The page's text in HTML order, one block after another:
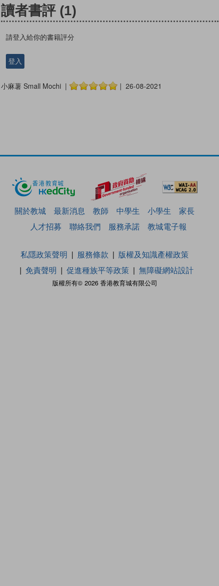
讀者書評 (1)
請登入給你的書籍評分
登入
小麻薯 Small Mochi | | 26-08-2021
關於教城 最新消息 教師 中學生 小學生
家長
人才招募
聯絡我們 服務承諾 教城電子報
版權所有© 2026 香港教育城有限公司
私隱政策聲明 服務條款
版權及知識產權政策
免責聲明
促進種族平等政策 無障礙網站設計